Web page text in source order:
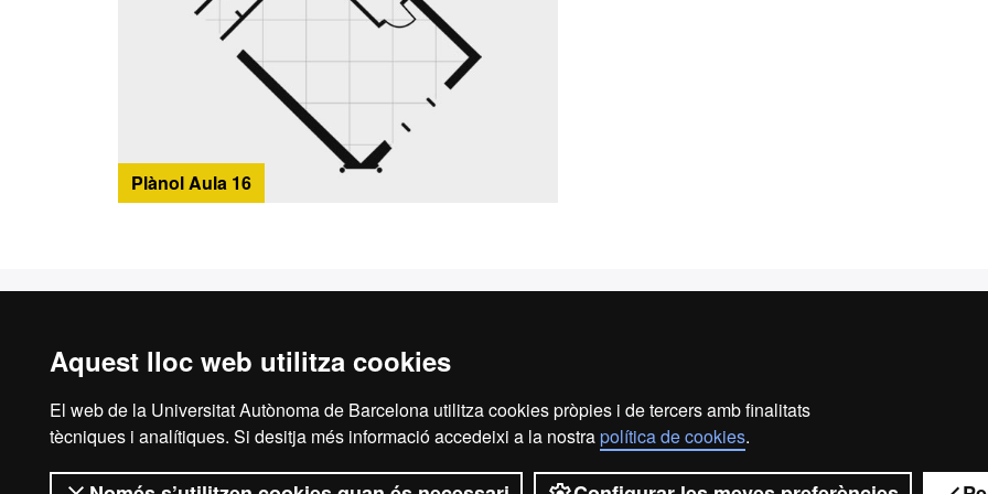
Aquest lloc web utilitza cookies
El web de la Universitat Autònoma de Barcelona utilitza cookies pròpies i de tercers amb finalitats
tècniques i analítiques. Si desitja més informació accedeixi a la nostrapolítica de cookies.
Plànol Aula 16
Història
Convalescència
Cronologia d'esdeveniments
Directori d'espais per plantes
d'esdeveniments
Servei de restauració